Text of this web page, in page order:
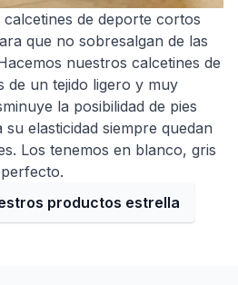
de deporte cortos
que no sobresalgan de las
nuestros calcetines de
de un tejido ligero y muy
la posibilidad de pies
elasticidad siempre quedan
Los tenemos en blanco, gris
productos estrella